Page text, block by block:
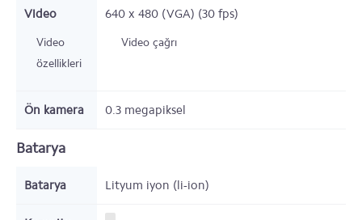
Video 640 x 480 (VGA) (30 fps)
Video
özellikleri
Video çağrı
Ön kamera 0.3 megapiksel
Batarya
Batarya Lityum iyon (li-ion)